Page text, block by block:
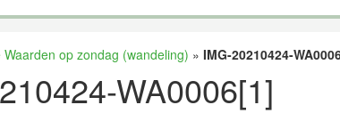
Waarden op zondag (wandeling) » IMG-20210424-
WA0006[1]